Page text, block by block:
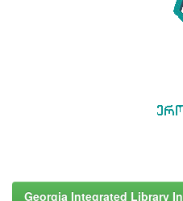
Georgia Integrated Library